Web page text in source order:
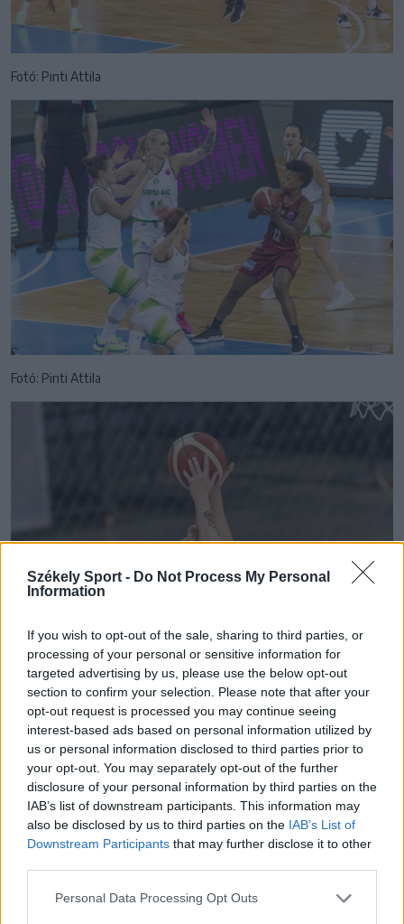
Székely Sport - Do Not Process My Personal
Information
If you wish to opt-out of the sale, sharing to third parties, or
processing of your personal or sensitive information for
targeted advertising by us, please use the below opt-out
section to confirm your selection. Please note that after your
opt-out request is processed you may continue seeing
interest-based ads based on personal information utilized by
us or personal information disclosed to third parties prior to
your opt-out. You may separately opt-out of the further
disclosure of your personal information by third parties on the
IAB’s list of downstream participants. This information may
also be disclosed by us to third parties on the IAB’s List of
Downstream Participants that may further disclose it to other
Personal Data Processing Opt Outs
Fotó: Pinti Attila
Fotó: Pinti Attila